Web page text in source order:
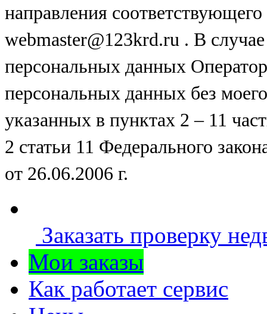
направления
webmaster@123krd.ru . В
персональных данных
персональных данных без
указанных в пунктах 2 – 11
2 статьи 11 Федерального
от 26.06.2006 г.
Заказать проверку
Мои заказы
Как работает сервис